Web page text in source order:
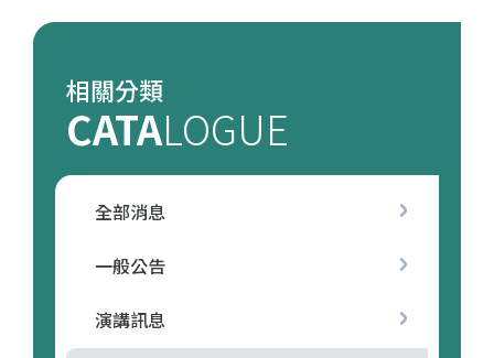
相關分類
CATALOGUE
全部消息
一般公告
演講訊息